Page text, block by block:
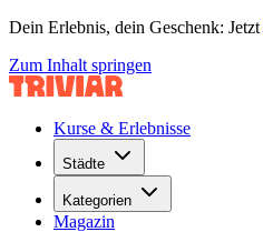
Dein Erlebnis, dein Geschenk: Jetzt
Zum Inhalt springen
Kurse & Erlebnisse
Städte
Kategorien
Magazin